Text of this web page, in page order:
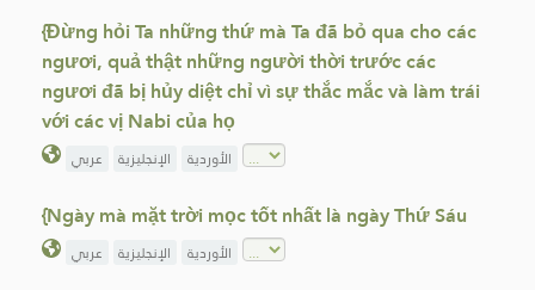
{Đừng hỏi Ta những thứ mà Ta đã bỏ qua cho các
ngươi, quả thật những người thời trước các
ngươi đã bị hủy diệt chỉ vì sự thắc mắc và làm trái
với các vị Nabi của họ
عربي الإنجليزية الأوردية
{Ngày mà mặt trời mọc tốt nhất là ngày Thứ Sáu
عربي الإنجليزية الأوردية